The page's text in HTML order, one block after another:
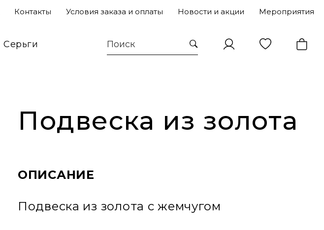
Контакты Условия заказа и оплаты Новости и акции Мероприятия
Серьги
Подвеска из золота
ОПИСАНИЕ
Подвеска из золота с жемчугом